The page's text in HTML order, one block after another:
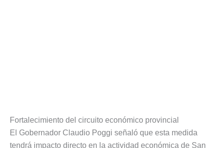
Fortalecimiento del circuito económico provincial
El Gobernador Claudio Poggi señaló que esta medida
tendrá impacto directo en la actividad económica de San